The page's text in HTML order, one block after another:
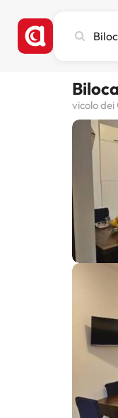
cidade,
destino
vicolo dei